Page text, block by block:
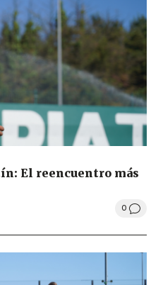
El reencuentro más
0